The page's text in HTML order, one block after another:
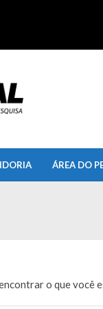
ÁREA DO
o que você